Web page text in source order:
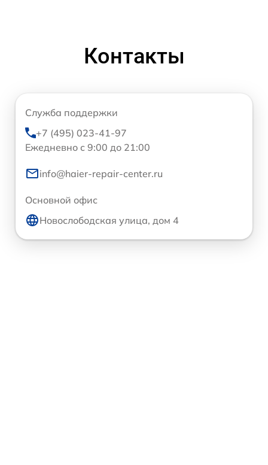
Контакты
Служба поддержки
+7 (495) 023-41-97
Ежедневно с 9:00 до 21:00
info@haier-repair-center.ru
Основной офис
Новослободская улица, дом 4